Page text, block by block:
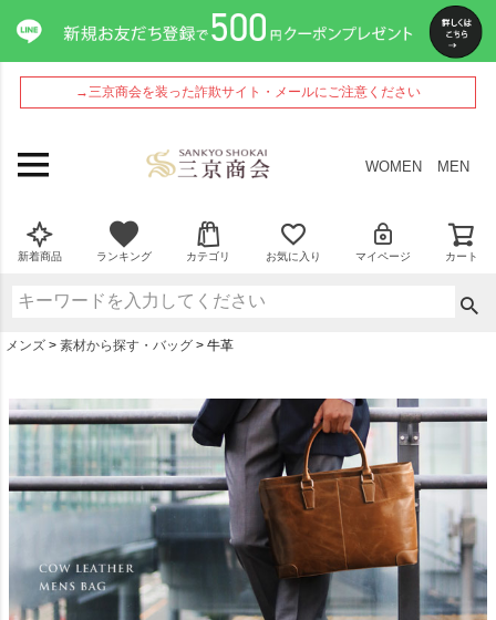
→三京商会を装った詐欺サイト・メールにご注意ください
WOMEN MEN
新着商品 ランキング カテゴリ お気に入り マイページ カート
メンズ 素材から探す・バッグ 牛革